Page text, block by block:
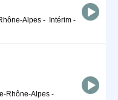
Alpes - Intérim -
Rhône-Alpes -